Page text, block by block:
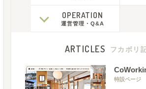
OPERATION
運営管理 ・Q&A
ARTICLES フカボリ
特設ページ